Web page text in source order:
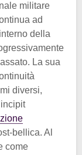
militare
ad
della
La sua
diversi,
bellica. Al
come